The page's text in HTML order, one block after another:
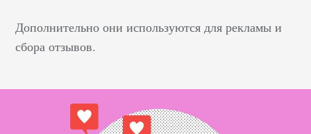
Дополнительно они используются для рекламы и
сбора отзывов.